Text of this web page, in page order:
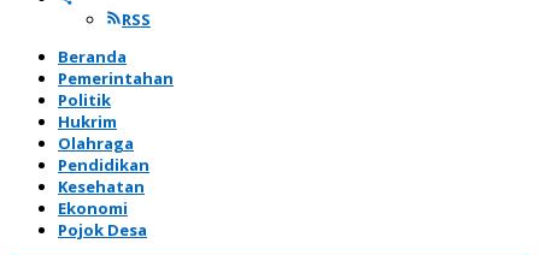
RSS
Beranda
Pemerintahan
Politik
Hukrim
Olahraga
Pendidikan
Kesehatan
Ekonomi
Pojok Desa